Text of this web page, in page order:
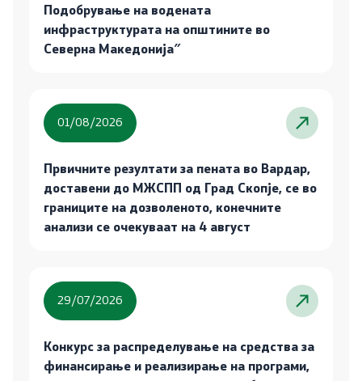
Подобрување на водената
инфраструктурата на општините во
Северна Македонија″
01/08/2026
Првичните резултати за пената во Вардар,
доставени до МЖСПП од Град Скопје, се во
границите на дозволеното, конечните
анализи се очекуваат на 4 август
29/07/2026
Конкурс за распределување на средства за
финансирање и реализирање на програми,